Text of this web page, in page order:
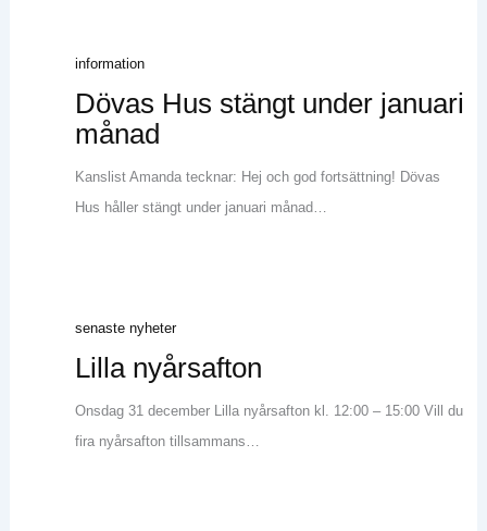
information
Dövas Hus stängt under januari
månad
Kanslist Amanda tecknar: Hej och god fortsättning! Dövas
Hus håller stängt under januari månad…
senaste nyheter
Lilla nyårsafton
Onsdag 31 december Lilla nyårsafton kl. 12:00 – 15:00 Vill du
fira nyårsafton tillsammans…